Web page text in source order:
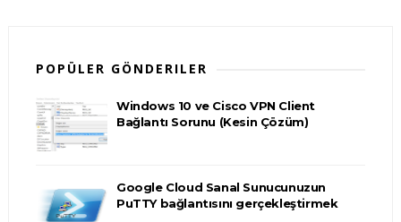
POPÜLER GÖNDERILER
Windows 10 ve Cisco VPN Client
Bağlantı Sorunu (Kesin Çözüm)
Google Cloud Sanal Sunucunuzun
PuTTY bağlantısını gerçekleştirmek